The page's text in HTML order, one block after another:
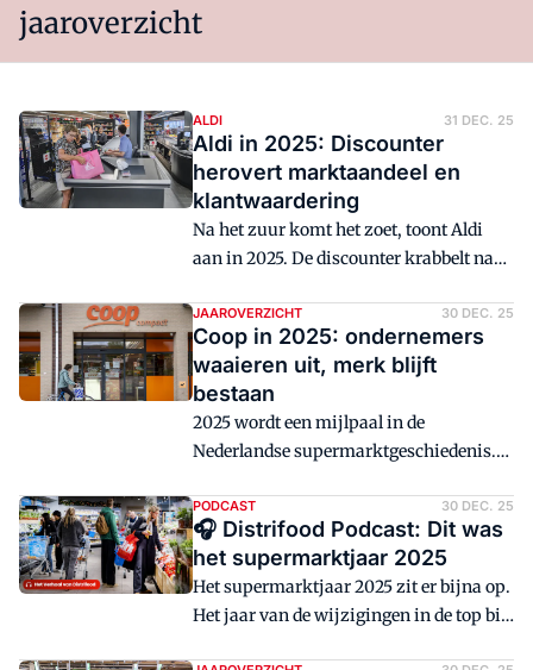
jaaroverzicht
ALDI 31 DEC. 25
Aldi in 2025: Discounter
herovert marktaandeel en
klantwaardering
Na het zuur komt het zoet, toont Aldi
aan in 2025. De discounter krabbelt na
Marktaandeel en klantwaardering zitten
in de lift. 'Aldi Nederland is dit jaar de
snelst stijgende supermarkt.'
JAAROVERZICHT 30 DEC. 25
Coop in 2025: ondernemers
waaieren uit, merk blijft
bestaan
2025 wordt een mijlpaal in de
Nederlandse supermarktgeschiedenis.
zelfstandige formule uit het straatbeeld.
Het merendeel van de winkels krijgt
onderdak bij andere ketens, maar een
flink aantal sluit definitief de deuren -
soms met pijnlijke gevolgen voor lokale
PODCAST 30 DEC. 25
🎧 Distrifood Podcast: Dit was
het supermarktjaar 2025
Het supermarktjaar 2025 zit er bijna op.
Het jaar van de wijzigingen in de top bij